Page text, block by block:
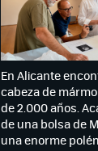
En Alicante
cabeza de
de 2.000 años.
de una bolsa de
una enorme